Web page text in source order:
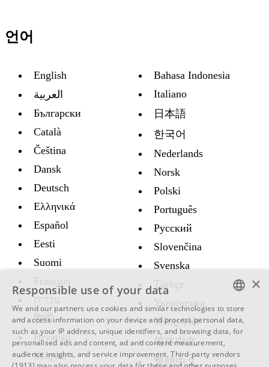
언어
English
العربية
Български
Català
Čeština
Dansk
Deutsch
Ελληνικά
Español
Eesti
Suomi
Français
עברית
हिन्दी
Hrvatski
Magyar
Bahasa Indonesia
Italiano
日本語
한국어
Nederlands
Norsk
Polski
Português
Русский
Slovenčina
Svenska
Türkçe
Украïнська
Tiếng Việt
简体中文
繁體中文
ENGLISH
SWEDISH
SPANISH
×
Responsible use of your data
We and our partners use cookies and similar technologies to store
and access information on your device and process personal data,
such as your IP address, unique identifiers, and browsing data, for
personalised ads and content, ad and content measurement,
audience insights, and service improvement.Third-party vendors